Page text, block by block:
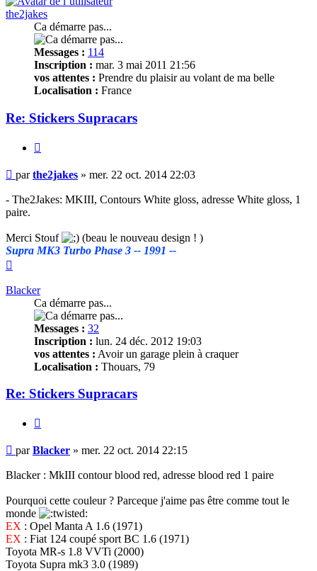
the2jakes
Ca démarre pas...
Messages : 114
Inscription : mar. 3 mai 2011 21:56
vos attentes : Prendre du plaisir au volant de ma belle
Localisation : France
Re: Stickers Supracars
Message
non
lu
parthe2jakes » mer. 22 oct. 2014 22:03
- The2Jakes: MKIII, Contours White gloss, adresse White gloss, 1
paire.
Merci Stouf
(beau le nouveau design ! )
Supra MK3 Turbo Phase 3 -- 1991 --
Blacker
Ca démarre pas...
Messages : 32
Inscription : lun. 24 déc. 2012 19:03
vos attentes : Avoir un garage plein à craquer
Localisation : Thouars, 79
Re: Stickers Supracars
Message
non
lu
parBlacker » mer. 22 oct. 2014 22:15
Blacker : MkIII contour blood red, adresse blood red 1 paire
Pourquoi cette couleur ? Parceque j'aime pas être comme tout le
monde
EX : Opel Manta A 1.6 (1971)
EX : Fiat 124 coupé sport BC 1.6 (1971)
Toyota MR-s 1.8 VVTi (2000)
Toyota Supra mk3 3.0 (1989)